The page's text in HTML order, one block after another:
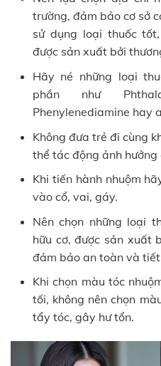
trường, đảm bảo cơ sở
sử dụng loại thuốc
được sản xuất bởi
Hãy né những loại
phần như
Phenylenediamine hay
Không đưa trẻ đi cùng
thể tác động ảnh
Khi tiến hành nhuộm
vào cổ, vai, gáy.
Nên chọn những loại
hữu cơ, được sản xuất
đảm bảo an toàn và tiết
Khi chọn màu tóc
tối, không nên chọn
tẩy tóc, gây hư tổn.